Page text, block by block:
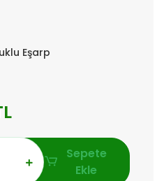
Eşarp
Sepete
Ekle